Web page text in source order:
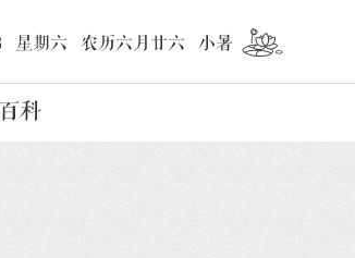
星期六 农历六月廿六 小暑
百科